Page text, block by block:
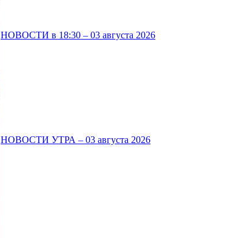
НОВОСТИ в 18:30 – 03 августа 2026
НОВОСТИ УТРА – 03 августа 2026